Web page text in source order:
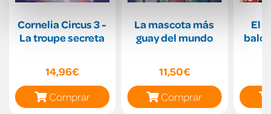
Cornelia Circus 3 -
La troupe secreta
14,96€
Comprar
La mascota más
guay del mundo
11,50€
Comprar
El